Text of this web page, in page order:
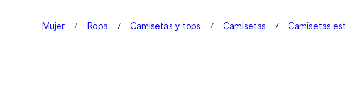
Mujer Ropa Camisetas y tops Camisetas Camisetas